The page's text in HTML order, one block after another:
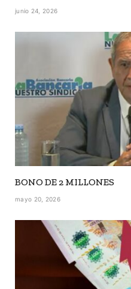
junio 24, 2026
BONO DE 2 MILLONES
mayo 20, 2026